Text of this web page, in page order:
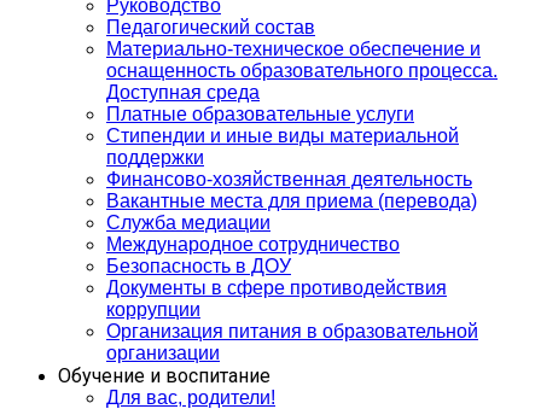
Руководство
Педагогический состав
Материально-техническое обеспечение и
оснащенность образовательного процесса.
Доступная среда
Платные образовательные услуги
Стипендии и иные виды материальной
поддержки
Финансово-хозяйственная деятельность
Вакантные места для приема (перевода)
Служба медиации
Международное сотрудничество
Безопасность в ДОУ
Документы в сфере противодействия
коррупции
Организация питания в образовательной
организации
Обучение и воспитание
Для вас, родители!